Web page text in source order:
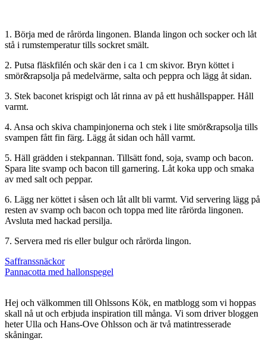
1. Börja med de rårörda lingonen. Blanda lingon och socker och låt
stå i rumstemperatur tills sockret smält.
2. Putsa fläskfilén och skär den i ca 1 cm skivor. Bryn köttet i
smör&rapsolja på medelvärme, salta och peppra och lägg åt sidan.
3. Stek baconet krispigt och låt rinna av på ett hushållspapper. Håll
varmt.
4. Ansa och skiva champinjonerna och stek i lite smör&rapsolja tills
svampen fått fin färg. Lägg åt sidan och håll varmt.
5. Häll grädden i stekpannan. Tillsätt fond, soja, svamp och bacon.
Spara lite svamp och bacon till garnering. Låt koka upp och smaka
av med salt och peppar.
6. Lägg ner köttet i såsen och låt allt bli varmt. Vid servering lägg på
resten av svamp och bacon och toppa med lite rårörda lingonen.
Avsluta med hackad persilja.
7. Servera med ris eller bulgur och rårörda lingon.
Inläggsnavigering
Saffranssnäckor
Pannacotta med hallonspegel
Hej och välkommen till Ohlssons Kök, en matblogg som vi hoppas
skall nå ut och erbjuda inspiration till många. Vi som driver bloggen
heter Ulla och Hans-Ove Ohlsson och är två matintresserade
skåningar.